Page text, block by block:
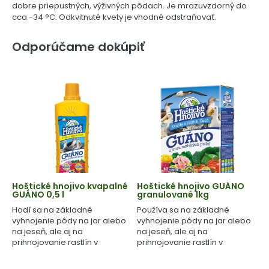
dobre priepustných, výživných pôdach. Je mrazuvzdorný do
cca -34 °C. Odkvitnuté kvety je vhodné odstraňovať.
Odporúčame dokúpiť
Hoštické hnojivo kvapalné
GUÁNO 0,5 l
Hodí sa na základné
vyhnojenie pôdy na jar alebo
na jeseň, ale aj na
prihnojovanie rastlín v
Hoštické hnojivo GUÁNO
granulované 1kg
Používa sa na základné
vyhnojenie pôdy na jar alebo
na jeseň, ale aj na
prihnojovanie rastlín v